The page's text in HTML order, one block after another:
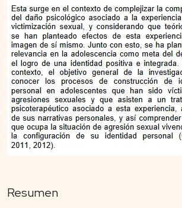
Resumen